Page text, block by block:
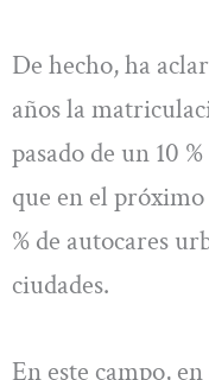
De hecho, ha
años la
pasado de un 10
que en el
% de autocares
ciudades.
En este campo,